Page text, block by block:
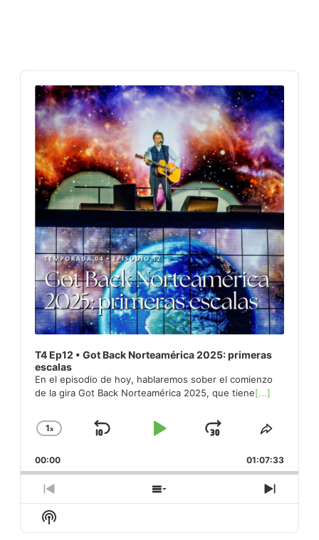
Audio
Player
T4 Ep12 • Got Back Norteamérica 2025: primeras
escalas
En el episodio de hoy, hablaremos sober el comienzo
de la gira Got Back Norteamérica 2025, que tiene[...]
Change
Rate
1x
Skip
Play
Jump
Forward
Share
00:00 01:07:33
Previous
Episode
Show
Episodes
Next
Show
Podcast